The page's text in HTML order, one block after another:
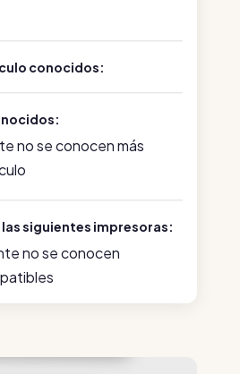
conocidos:
no se conocen más
siguientes impresoras:
no se conocen